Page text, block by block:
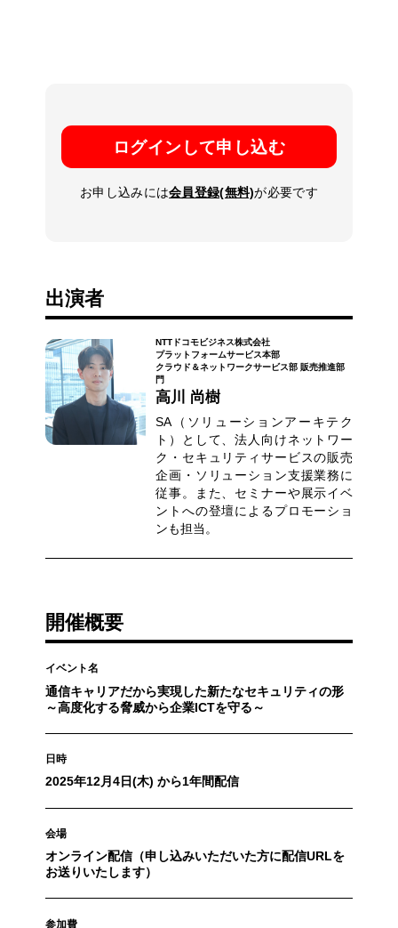
ログインして申し込む
お申し込みには会員登録(無料)が必要です
出演者
NTTドコモビジネス株式会社
プラットフォームサービス本部
クラウド＆ネットワークサービス部 販売推進部
門
高川 尚樹
SA（ソリューションアーキテク
ト）として、法人向けネットワー
ク・セキュリティサービスの販売
企画・ソリューション支援業務に
従事。また、セミナーや展示イベ
ントへの登壇によるプロモーショ
ンも担当。
開催概要
イベント名
通信キャリアだから実現した新たなセキュリティの形
～高度化する脅威から企業ICTを守る～
日時
2025年12月4日(木) から1年間配信
会場
オンライン配信（申し込みいただいた方に配信URLを
お送りいたします）
参加費